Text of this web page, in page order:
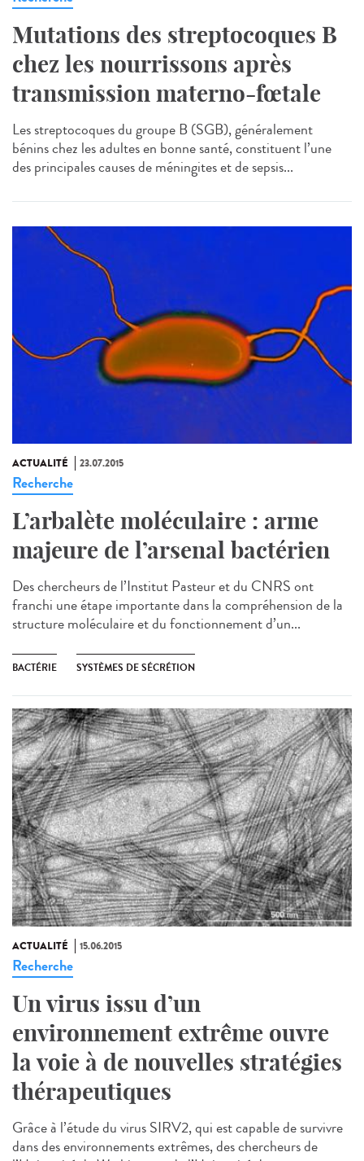
Mutations des streptocoques B
chez les nourrissons après
transmission materno-fœtale
Les streptocoques du groupe B (SGB), généralement
bénins chez les adultes en bonne santé, constituent l’une
des principales causes de méningites et de sepsis...
ACTUALITÉ 23.07.2015
Recherche
L’arbalète moléculaire : arme
majeure de l’arsenal bactérien
Des chercheurs de l’Institut Pasteur et du CNRS ont
franchi une étape importante dans la compréhension de la
structure moléculaire et du fonctionnement d’un...
BACTÉRIE SYSTÈMES DE SÉCRÉTION
ACTUALITÉ 15.06.2015
Recherche
Un virus issu d’un
environnement extrême ouvre
la voie à de nouvelles stratégies
thérapeutiques
Grâce à l’étude du virus SIRV2, qui est capable de survivre
dans des environnements extrêmes, des chercheurs de